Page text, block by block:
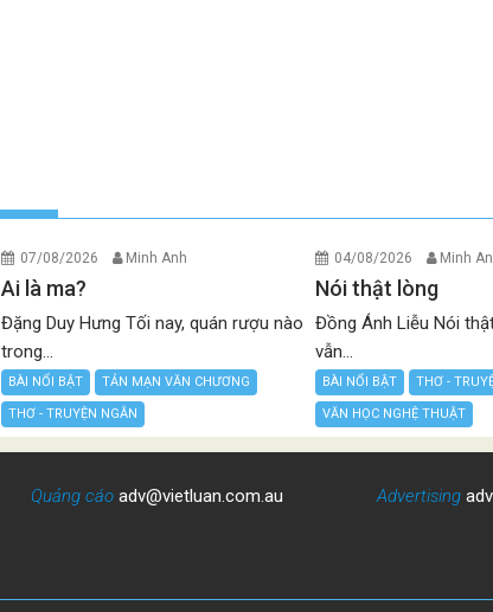
07/08/2026 Minh Anh
Ai là ma?
Đặng Duy Hưng Tối nay, quán rượu nào
trong...
BÀI NỔI BẬT TẢN MẠN VĂN CHƯƠNG
THƠ - TRUYỆN NGẮN
04/08/2026 Minh
Nói thật lòng
Đồng Ánh Liễu Nói
vẫn...
BÀI NỔI BẬT THƠ -
VĂN HỌC NGHỆ THUẬT
Quảng cáoadv@vietluan.com.au Advertising